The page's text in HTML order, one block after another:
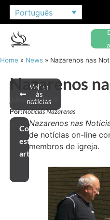
Português
Home » News » Nazarenos nas
Voltar
às
notícias
Nazarenos
julho 10, 2019
Por:Notícias Nazarenas
Compartilhar
este
artigo
Nazarenos nas
de notícias on-line
membros de igreja.